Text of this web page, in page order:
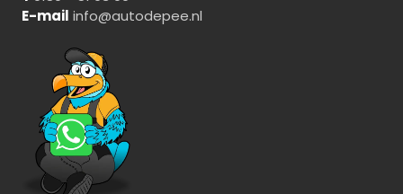
E-mail info@autodepee.nl